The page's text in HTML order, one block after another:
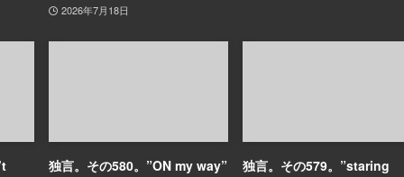
2026年7月18日
独言。その580。”ON my way”
独言。その579。”staring